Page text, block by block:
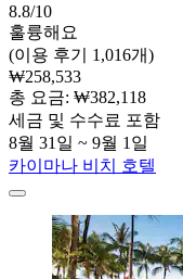
8.8/10
훌륭해요
(이용 후기 1,016개)
₩258,533
총 요금: ₩382,118
세금 및 수수료 포함
8월 31일 ~ 9월 1일
카이마나 비치 호텔